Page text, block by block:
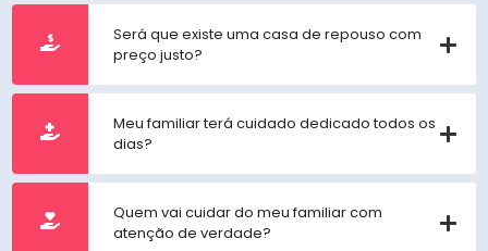
Será que existe uma casa de repouso com
preço justo?
Meu familiar terá cuidado dedicado todos os
dias?
Quem vai cuidar do meu familiar com
atenção de verdade?